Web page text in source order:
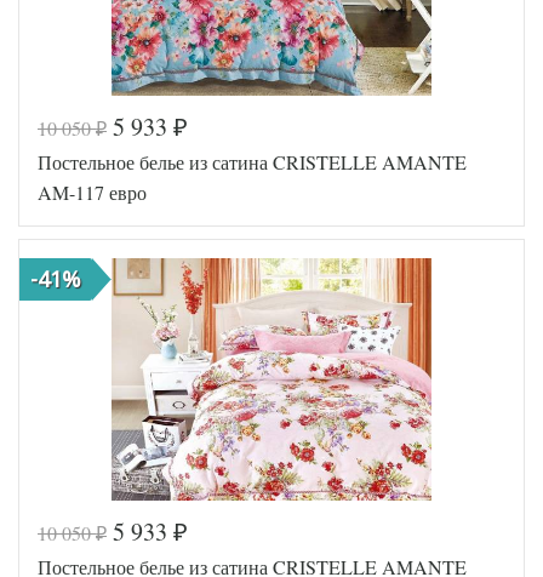
Код товара
560-168
TT1106
10 050₽ 5 933 ₽
Постельное белье из сатина CRISTELLE AMANTE
AM-117 евро
-41%
10 050₽ 5 933 ₽
Постельное белье из сатина CRISTELLE AMANTE